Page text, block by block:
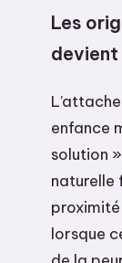
Les
devient
enfance
solution
naturelle
lorsque